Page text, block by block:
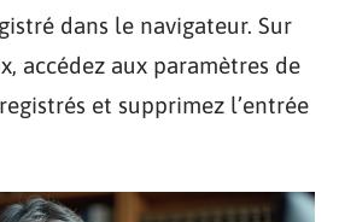
dans le navigateur. Sur
accédez aux paramètres de
et supprimez l’entrée